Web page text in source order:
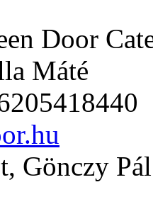
Door
Máté
Gönczy